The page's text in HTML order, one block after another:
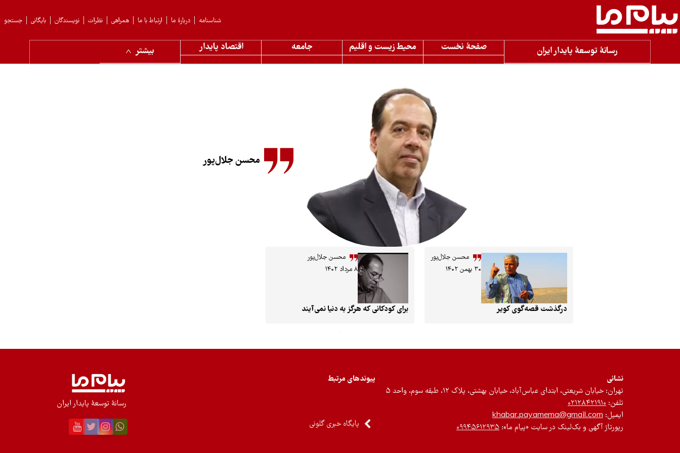
جستجو بایگانی نویسندگان نظرات همراهی ارتباط با ما دربارهٔ ما شناسنامه
رسانۀ توسعۀ پایدار ایران صفحۀ نخست محیط زیست و اقلیم جامعه اقتصاد پایدار بیشتر
محسن جلال‌پور
محسن جلال‌پور
۳۰ بهمن ۱۴۰۲
درگذشت قصه‌گوی کویر
محسن جلال‌پور
۸ مرداد ۱۴۰۲
برای کودکانی که هرگز به دنیا نمی‌آیند
نشانی
تهران: خیابان شریعتی، ابتدای عباس‌آباد، خیابان بهشتی، پلاک ۱۲، طبقه سوم، واحد ۵
تلفن: ۰۲۱۲۸۴۲۱۹۱۰
ایمیل: khabar.payamema@gmail.com
رپورتاژ آگهی و بک‌لینک در سایت «پیام ما»: ۰۹۹۴۵۶۱۲۹۳۵
پیوندهای مرتبط
پایگاه خبری گلونی
رسانۀ توسعۀ پایدار ایران